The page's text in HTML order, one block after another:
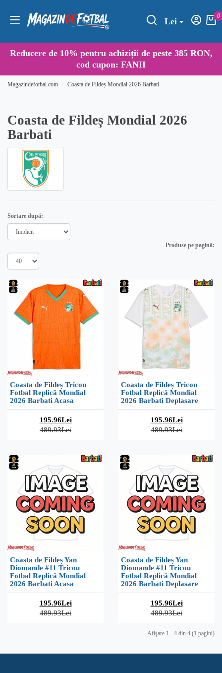
Lei
0
Reducere de 10% pentru achiziții de peste 385 RON,
cod cupon: FANII
Magazindefotbal.com Coasta de Fildeș Mondial 2026 Barbati
Coasta de Fildeș Mondial 2026
Barbati
Sortare după:
Produse pe pagină:
Coasta de Fildeș Tricou
Fotbal Replică Mondial
2026 Barbati Acasa
195.96Lei
489.93Lei
Coasta de Fildeș Tricou
Fotbal Replică Mondial
2026 Barbati Deplasare
195.96Lei
489.93Lei
Coasta de Fildeș Yan
Diomande #11 Tricou
Fotbal Replică Mondial
2026 Barbati Acasa
195.96Lei
489.93Lei
Coasta de Fildeș Yan
Diomande #11 Tricou
Fotbal Replică Mondial
2026 Barbati Deplasare
195.96Lei
489.93Lei
Afişare 1 - 4 din 4 (1 pagini)